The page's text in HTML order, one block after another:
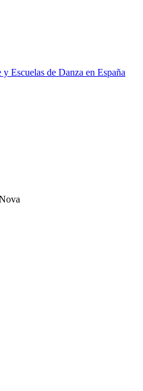
Escuelas de Danza en España